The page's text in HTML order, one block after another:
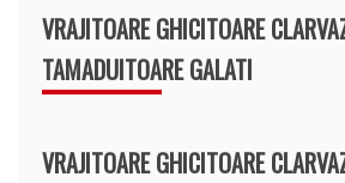
VRAJITOARE GHICITOARE
TAMADUITOARE GALATI
VRAJITOARE GHICITOARE